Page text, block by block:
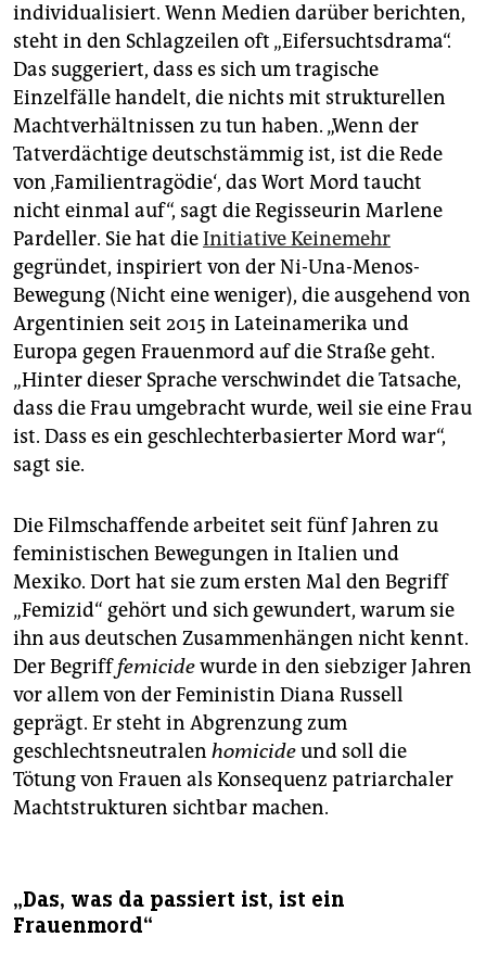
individualisiert. Wenn Medien darüber berichten,
steht in den Schlagzeilen oft „Eifersuchtsdrama“.
Das suggeriert, dass es sich um tragische
Einzelfälle handelt, die nichts mit strukturellen
Machtverhältnissen zu tun haben. „Wenn der
Tatverdächtige deutschstämmig ist, ist die Rede
von ‚Familientragödie‘, das Wort Mord taucht
nicht einmal auf“, sagt die Regisseurin Marlene
Pardeller. Sie hat dieInitiative Keinemehr
gegründet, inspiriert von der Ni-Una-Menos-
Bewegung (Nicht eine weniger), die ausgehend von
Argentinien seit 2015 in Lateinamerika und
Europa gegen Frauenmord auf die Straße geht.
„Hinter dieser Sprache verschwindet die Tatsache,
dass die Frau umgebracht wurde, weil sie eine Frau
ist. Dass es ein geschlechterbasierter Mord war“,
sagt sie.
Die Filmschaffende arbeitet seit fünf Jahren zu
feministischen Bewegungen in Italien und
Mexiko. Dort hat sie zum ersten Mal den Begriff
„Femizid“ gehört und sich gewundert, warum sie
ihn aus deutschen Zusammenhängen nicht kennt.
Der Begrifffemicidewurde in den siebziger Jahren
vor allem von der Feministin Diana Russell
geprägt. Er steht in Abgrenzung zum
geschlechtsneutralen homicideund soll die
Tötung von Frauen als Konsequenz patriarchaler
Machtstrukturen sichtbar machen.
„Das, was da passiert ist, ist ein
Frauenmord“